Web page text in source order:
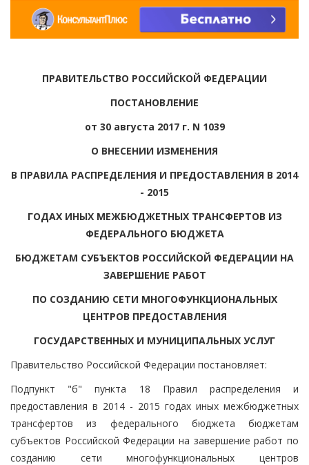
ПРАВИТЕЛЬСТВО РОССИЙСКОЙ ФЕДЕРАЦИИ
ПОСТАНОВЛЕНИЕ
от 30 августа 2017 г. N 1039
О ВНЕСЕНИИ ИЗМЕНЕНИЯ
В ПРАВИЛА РАСПРЕДЕЛЕНИЯ И ПРЕДОСТАВЛЕНИЯ В 2014
- 2015
ГОДАХ ИНЫХ МЕЖБЮДЖЕТНЫХ ТРАНСФЕРТОВ ИЗ
ФЕДЕРАЛЬНОГО БЮДЖЕТА
БЮДЖЕТАМ СУБЪЕКТОВ РОССИЙСКОЙ ФЕДЕРАЦИИ НА
ЗАВЕРШЕНИЕ РАБОТ
ПО СОЗДАНИЮ СЕТИ МНОГОФУНКЦИОНАЛЬНЫХ
ЦЕНТРОВ ПРЕДОСТАВЛЕНИЯ
ГОСУДАРСТВЕННЫХ И МУНИЦИПАЛЬНЫХ УСЛУГ
Правительство Российской Федерации постановляет:
Подпункт "б" пункта 18 Правил распределения и
предоставления в 2014 - 2015 годах иных межбюджетных
трансфертов из федерального бюджета бюджетам
субъектов Российской Федерации на завершение работ по
созданию сети многофункциональных центров